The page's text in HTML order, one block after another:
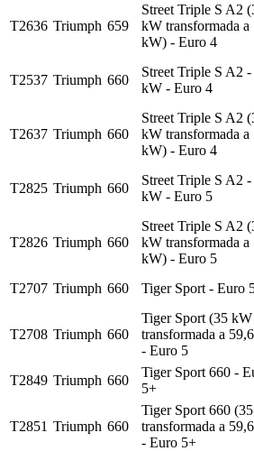
T2636 Triumph 659
Street Triple S A2
kW transformada a
kW) - Euro 4
T2537 Triumph 660
Street Triple S A2
kW - Euro 4
T2637 Triumph 660
Street Triple S A2
kW transformada a
kW) - Euro 4
T2825 Triumph 660
Street Triple S A2
kW - Euro 5
T2826 Triumph 660
Street Triple S A2
kW transformada a
kW) - Euro 5
T2707 Triumph 660 Tiger Sport - Euro
T2708 Triumph 660
Tiger Sport (35 kW
transformada a
- Euro 5
T2849 Triumph 660
Tiger Sport 660 -
5+
T2851 Triumph 660
Tiger Sport 660
transformada a
- Euro 5+